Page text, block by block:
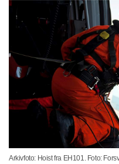
Arkivfoto: Hoist fra EH101. Foto: